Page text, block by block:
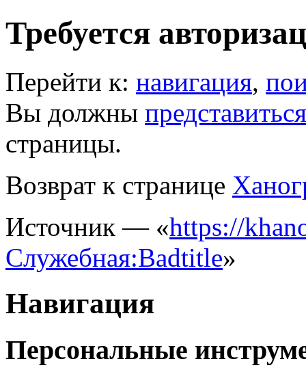
Требуется
Перейти к: навигация,
Вы должны представиться
страницы.
Возврат к странице
Источник — «https://
Служебная:Badtitle»
Навигация
Персональные